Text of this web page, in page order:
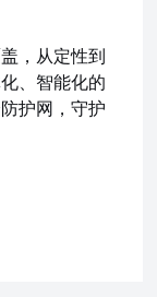
，从定性到
、智能化的
护网，守护